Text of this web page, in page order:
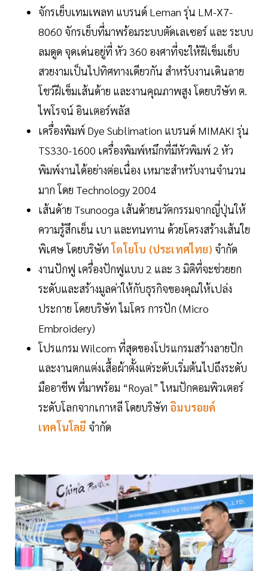
จักรเย็บเทมเพลท แบรนด์ Leman รุ่น LM-X7-
8060 จักรเย็บที่มาพร้อมระบบตัดเลเซอร์ และ ระบบ
ลมดูด จุดเด่นอยู่ที่ หัว 360 องศาที่จะให้ฝีเข็มเย็บ
สวยงามเป็นไปทิศทางเดียวกัน สำหรับงานเดินลาย
โชว์ฝีเข็มเส้นด้าย และงานคุณภาพสูง โดยบริษัท ต.
ไพโรจน์ อินเตอร์พลัส
เครื่องพิมพ์ Dye Sublimation แบรนด์ MIMAKI รุ่น
TS330-1600 เครื่องพิมพ์หมึกที่มีหัวพิมพ์ 2 หัว
พิมพ์งานได้อย่างต่อเนื่อง เหมาะสำหรับงานจำนวน
มาก โดย Technology 2004
เส้นด้าย Tsunooga เส้นด้ายนวัตกรรมจากญี่ปุ่นให้
ความรู้สึกเย็น เบา และทนทาน ด้วยโครงสร้างเส้นใย
พิเศษ โดยบริษัทโตโยโบ (ประเทศไทย) จำกัด
งานปักฟู เครื่องปักฟูแบบ 2 และ 3 มิติที่จะช่วยยก
ระดับและสร้างมูลค่าให้กับธุรกิจของคุณให้เปล่ง
ประกาย โดยบริษัท ไมโคร การปัก (Micro
Embroidery)
โปรแกรม Wilcom ที่สุดของโปรแกรมสร้างลายปัก
และงานตกแต่งเสื้อผ้าตั้งแต่ระดับเริ่มต้นไปถึงระดับ
มืออาชีพ ที่มาพร้อม “Royal” ไหมปักคอมพิวเตอร์
ระดับโลกจากเกาหลี โดยบริษัท อิมบรอยด์
เทคโนโลยี จำกัด